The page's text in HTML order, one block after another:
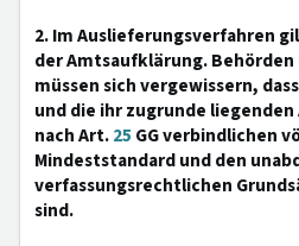
2. Im Auslieferungsverfahren
der Amtsaufklärung.
müssen sich vergewissern,
und die ihr zugrunde
nach Art.25 GG verbindlichen
Mindeststandard und den
verfassungsrechtlichen
sind.